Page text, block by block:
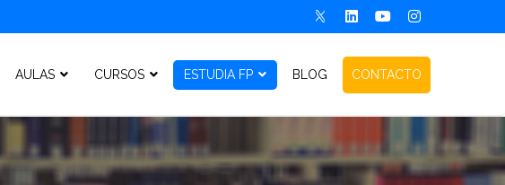
AULAS CURSOS ESTUDIA FP BLOG CONTACTO